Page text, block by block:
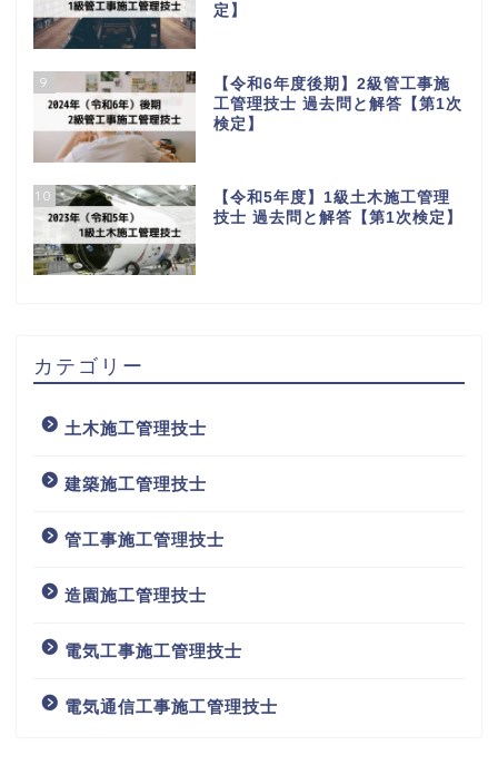
定】
9
【令和6年度後期】2級管工事施
工管理技士 過去問と解答【第1次
検定】
10
【令和5年度】1級土木施工管理
技士 過去問と解答【第1次検定】
カテゴリー
土木施工管理技士
建築施工管理技士
管工事施工管理技士
造園施工管理技士
電気工事施工管理技士
電気通信工事施工管理技士